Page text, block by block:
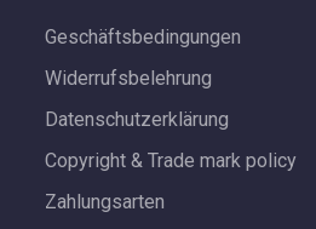
Geschäftsbedingungen
Widerrufsbelehrung
Datenschutzerklärung
Copyright & Trade mark policy
Zahlungsarten